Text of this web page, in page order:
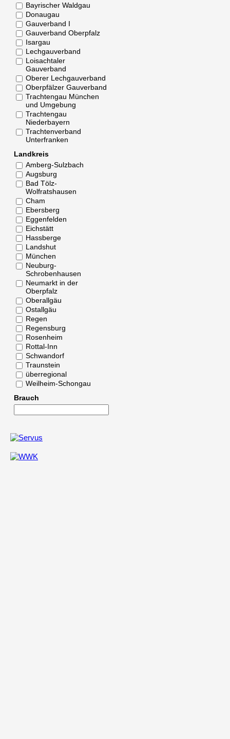
Bayrischer Waldgau
Donaugau
Gauverband I
Gauverband Oberpfalz
Isargau
Lechgauverband
Loisachtaler
Gauverband
Oberer Lechgauverband
Oberpfälzer Gauverband
Trachtengau München
und Umgebung
Trachtengau
Niederbayern
Trachtenverband
Unterfranken
Landkreis
Amberg-Sulzbach
Augsburg
Bad Tölz-
Wolfratshausen
Cham
Ebersberg
Eggenfelden
Eichstätt
Hassberge
Landshut
München
Neuburg-
Schrobenhausen
Neumarkt in der
Oberpfalz
Oberallgäu
Ostallgäu
Regen
Regensburg
Rosenheim
Rottal-Inn
Schwandorf
Traunstein
überregional
Weilheim-Schongau
Brauch